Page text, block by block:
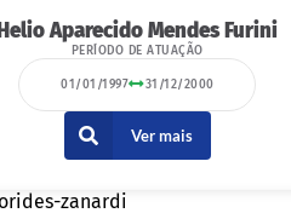
Helio Aparecido Mendes Furini
PERÍODO DE ATUAÇÃO
01/01/1997 31/12/2000
Ver mais